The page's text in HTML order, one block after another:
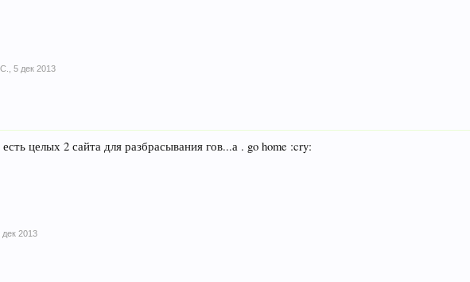
5 дек 2013
целых 2 сайта для разбрасывания гов...а . go home :cry:
дек 2013